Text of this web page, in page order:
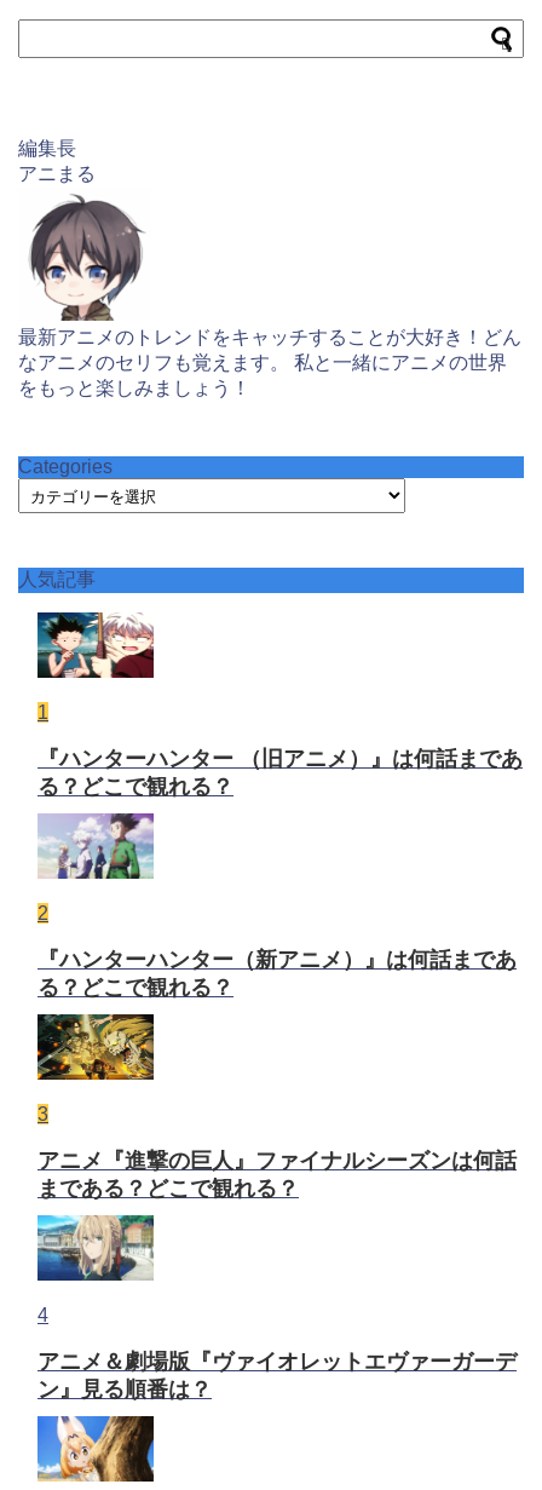
編集長
アニまる
最新アニメのトレンドをキャッチすることが大好き！どん
なアニメのセリフも覚えます。 私と一緒にアニメの世界
をもっと楽しみましょう！
Categories
Categories
人気記事
1
『ハンターハンター （旧アニメ）』は何話まであ
る？どこで観れる？
2
『ハンターハンター（新アニメ）』は何話まであ
る？どこで観れる？
3
アニメ『進撃の巨人』ファイナルシーズンは何話
まである？どこで観れる？
4
アニメ＆劇場版『ヴァイオレットエヴァーガーデ
ン』見る順番は？